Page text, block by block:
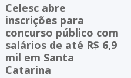
Celesc abre
inscrições para
concurso público com
salários de até R$ 6,9
mil em Santa
Catarina